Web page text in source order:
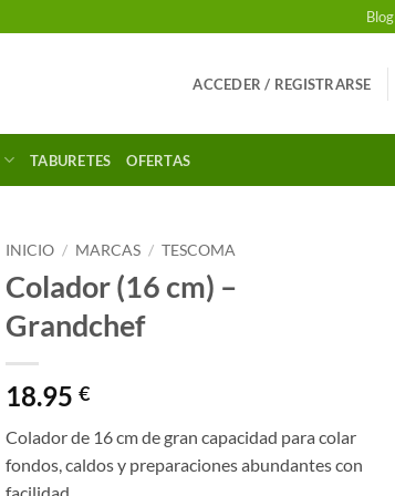
Blog
ACCEDER / REGISTRARSE
TABURETES OFERTAS
INICIO / MARCAS / TESCOMA
Colador (16 cm) –
Grandchef
18.95 €
Colador de 16 cm de gran capacidad para colar
fondos, caldos y preparaciones abundantes con